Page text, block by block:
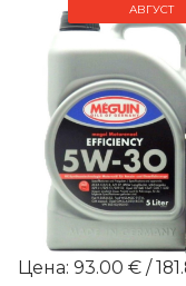
АВГУСТ
Цена: 93.00 € /